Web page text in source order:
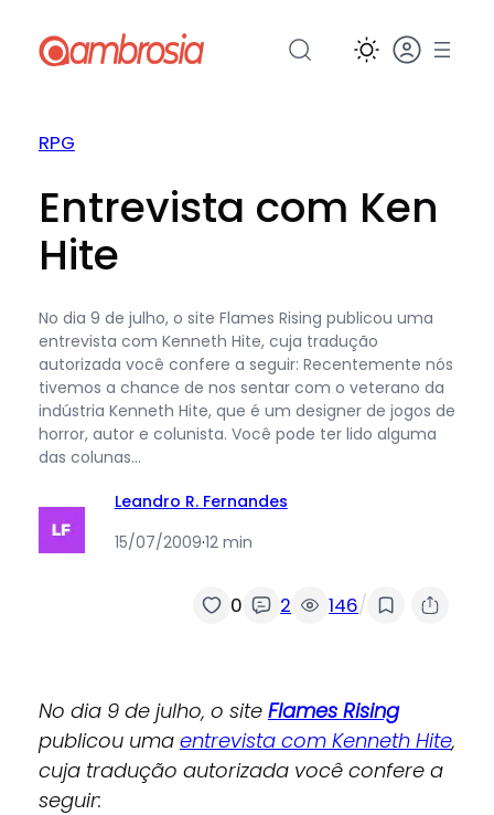
para
RPG
Entrevista com Ken
Hite
No dia 9 de julho, o site Flames Rising publicou uma
entrevista com Kenneth Hite, cuja tradução
autorizada você confere a seguir: Recentemente nós
tivemos a chance de nos sentar com o veterano da
indústria Kenneth Hite, que é um designer de jogos de
horror, autor e colunista. Você pode ter lido alguma
das colunas…
Leandro R. Fernandes
15/07/2009·12 min
0 2 146/
No dia 9 de julho, o site Flames Rising
publicou uma entrevista com Kenneth Hite,
cuja tradução autorizada você confere a
seguir: